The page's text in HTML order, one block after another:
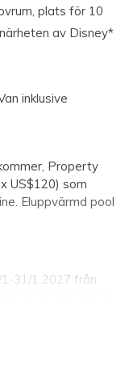
plats för 10
av Disney*
inklusive
Property
US$120) som
Eluppvärmd pool
31/1 2027 från
hotellpriser är
Fråga oss